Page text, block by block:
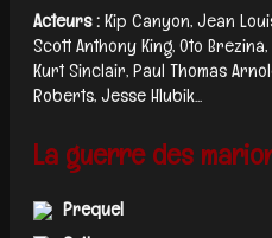
Acteurs :Kip Canyon, Jean
Scott Anthony King, Oto
Kurt Sinclair, Paul Thomas
Roberts, Jesse Hlubik...
La guerre des
Prequel